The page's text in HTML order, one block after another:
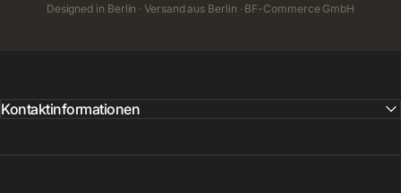
Designed in Berlin · Versand aus Berlin · BF-Commerce GmbH
Kontaktinformationen